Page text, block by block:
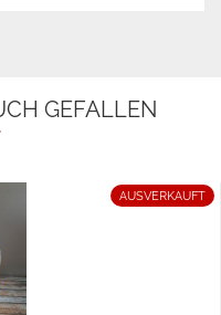
GEFALLEN
AUSVERKAUFT